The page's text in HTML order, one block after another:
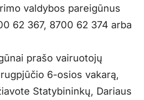
valdybos pareigūnus
62 367, 8700 62 374 arba
prašo vairuotojų
6-osios vakarą,
Statybininkų, Dariaus